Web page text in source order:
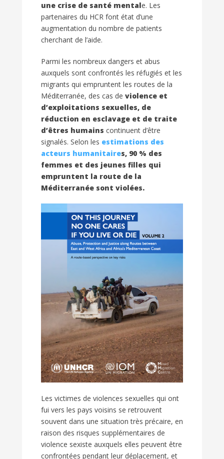
une crise de santé mentale. Les
partenaires du HCR font état d’une
augmentation du nombre de patients
cherchant de l’aide.
Parmi les nombreux dangers et abus
auxquels sont confrontés les réfugiés et les
migrants qui empruntent les routes de la
Méditerranée, des cas de violence et
d’exploitations sexuelles, de
réduction en esclavage et de traite
d’êtres humains continuent d’être
signalés. Selon les estimations des
acteurs humanitaires, 90 % des
femmes et des jeunes filles qui
empruntent la route de la
Méditerranée sont violées.
Les victimes de violences sexuelles qui ont
fui vers les pays voisins se retrouvent
souvent dans une situation très précaire, en
raison des risques supplémentaires de
violence sexiste auxquels elles peuvent être
confrontées pendant leur déplacement, et